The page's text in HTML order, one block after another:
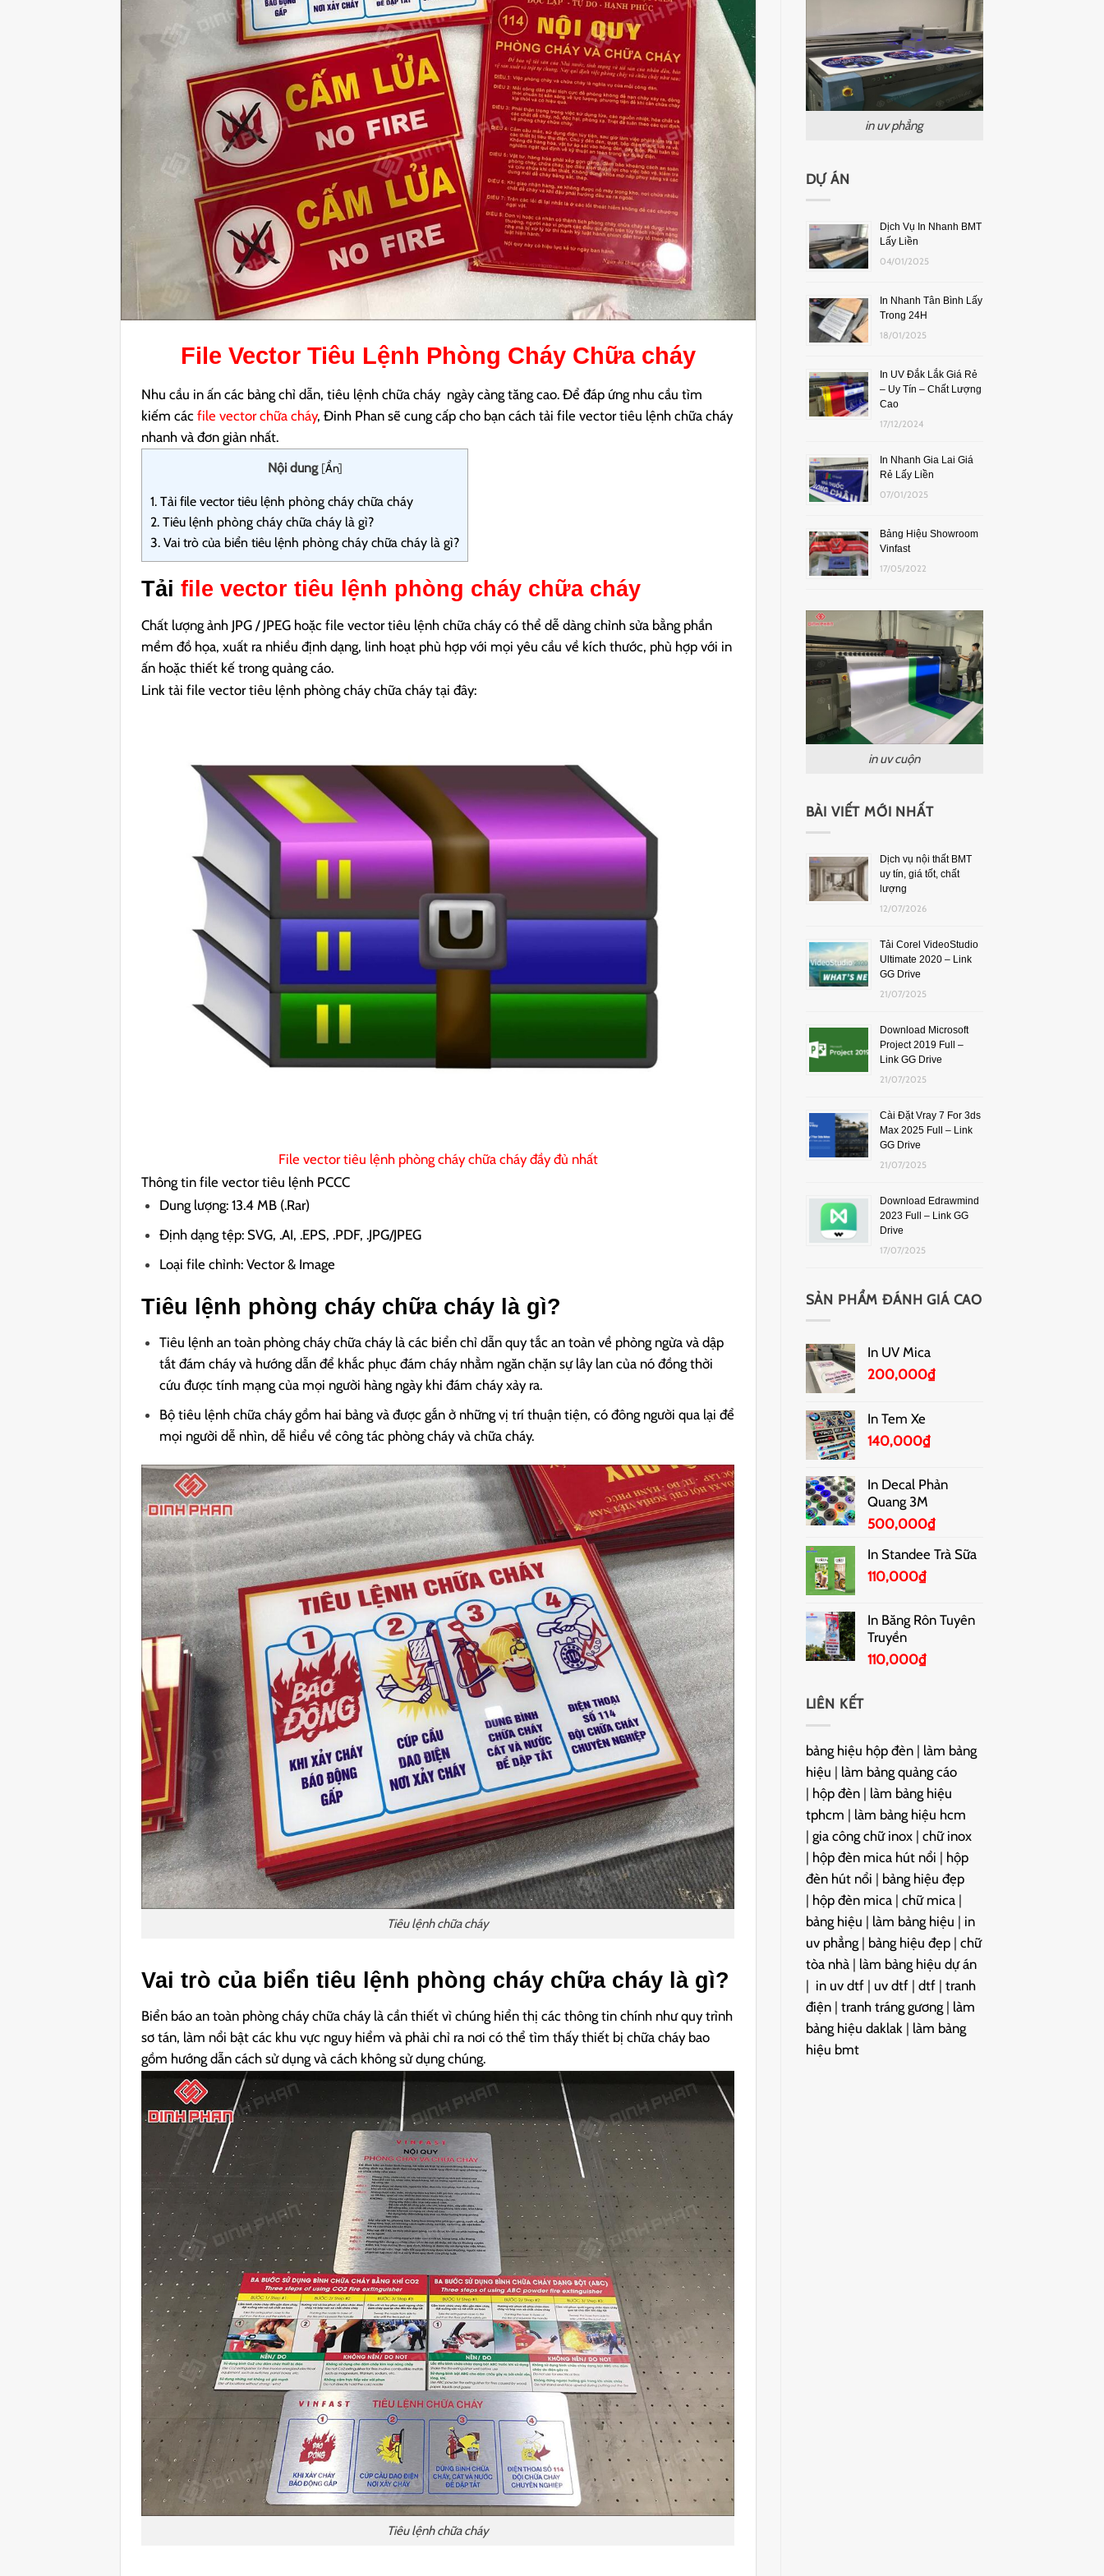
File Vector Tiêu Lệnh Phòng Cháy Chữa cháy
Nhu cầu in ấn các bảng chỉ dẫn, tiêu lệnh chữa cháy ngày càng tăng cao. Để đáp ứng nhu cầu tìm
kiếm cácfile vector chữa cháy, Đinh Phan sẽ cung cấp cho bạn cách tải file vector tiêu lệnh chữa cháy
nhanh và đơn giản nhất.
Nội dung [Ẩn]
1. Tải file vector tiêu lệnh phòng cháy chữa cháy
2. Tiêu lệnh phòng cháy chữa cháy là gì?
3. Vai trò của biển tiêu lệnh phòng cháy chữa cháy là gì?
Tảifile vector tiêu lệnh phòng cháy chữa cháy
Chất lượng ảnh JPG / JPEG hoặc file vector tiêu lệnh chữa cháy có thể dễ dàng chỉnh sửa bằng phần
mềm đồ họa, xuất ra nhiều định dạng, linh hoạt phù hợp với mọi yêu cầu về kích thước, phù hợp với in
ấn hoặc thiết kế trong quảng cáo.
Link tải file vector tiêu lệnh phòng cháy chữa cháy tại đây:
File vector tiêu lệnh phòng cháy chữa cháy đầy đủ nhất
Thông tin file vector tiêu lệnh PCCC
Dung lượng: 13.4 MB (.Rar)
Định dạng tệp: SVG, .AI, .EPS, .PDF, .JPG/JPEG
Loại file chỉnh: Vector & Image
Tiêu lệnh phòng cháy chữa cháy là gì?
Tiêu lệnh an toàn phòng cháy chữa cháy là các biển chỉ dẫn quy tắc an toàn về phòng ngừa và dập
tắt đám cháy và hướng dẫn để khắc phục đám cháy nhằm ngăn chặn sự lây lan của nó đồng thời
cứu được tính mạng của mọi người hàng ngày khi đám cháy xảy ra.
Bộ tiêu lệnh chữa cháy gồm hai bảng và được gắn ở những vị trí thuận tiện, có đông người qua lại để
mọi người dễ nhìn, dễ hiểu về công tác phòng cháy và chữa cháy.
Tiêu lệnh chữa cháy
Vai trò của biển tiêu lệnh phòng cháy chữa cháy là gì?
Biển báo an toàn phòng cháy chữa cháy là cần thiết vì chúng hiển thị các thông tin chính như quy trình
sơ tán, làm nổi bật các khu vực nguy hiểm và phải chỉ ra nơi có thể tìm thấy thiết bị chữa cháy bao
gồm hướng dẫn cách sử dụng và cách không sử dụng chúng.
Tiêu lệnh chữa cháy
in uv phẳng
DỰ ÁN
Dịch Vụ In Nhanh BMT
Lấy Liền
04/01/2025
In Nhanh Tân Bình Lấy
Trong 24H
18/01/2025
In UV Đắk Lắk Giá Rẻ
– Uy Tín – Chất Lượng
Cao
17/12/2024
In Nhanh Gia Lai Giá
Rẻ Lấy Liền
07/01/2025
Bảng Hiệu Showroom
Vinfast
17/05/2022
in uv cuộn
BÀI VIẾT MỚI NHẤT
Dịch vụ nội thất BMT
uy tín, giá tốt, chất
lượng
12/07/2026
Tải Corel VideoStudio
Ultimate 2020 – Link
GG Drive
21/07/2025
Download Microsoft
Project 2019 Full –
Link GG Drive
21/07/2025
Cài Đặt Vray 7 For 3ds
Max 2025 Full – Link
GG Drive
21/07/2025
Download Edrawmind
2023 Full – Link GG
Drive
17/07/2025
SẢN PHẨM ĐÁNH GIÁ CAO
In UV Mica
200,000₫
In Tem Xe
140,000₫
In Decal Phản
Quang 3M
500,000₫
In Standee Trà Sữa
110,000₫
In Băng Rôn Tuyên
Truyền
110,000₫
LIÊN KẾT
bảng hiệu hộp đèn| làm bảng
hiệu | làm bảng quảng cáo
| hộp đèn| làm bảng hiệu
tphcm | làm bảng hiệu hcm
| gia công chữ inox| chữ inox
| hộp đèn mica hút nổi | hộp
đèn hút nổi | bảng hiệu đẹp
| hộp đèn mica| chữ mica|
bảng hiệu | làm bảng hiệu | in
uv phẳng| bảng hiệu đẹp| chữ
tòa nhà| làm bảng hiệu dự án
| in uv dtf| uv dtf| dtf| tranh
điện| tranh tráng gương| làm
bảng hiệu daklak| làm bảng
hiệu bmt